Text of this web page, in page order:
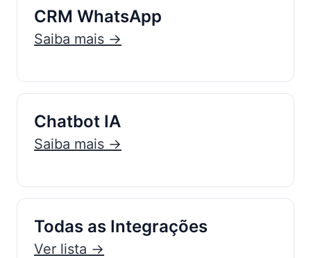
CRM WhatsApp
Saiba mais →
Chatbot IA
Saiba mais →
Todas as Integrações
Ver lista →